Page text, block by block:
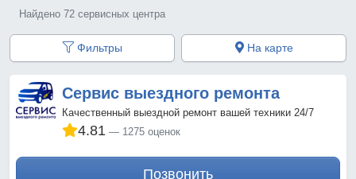
Найдено 72 сервисных центра
Фильтры На карте
Сервис выездного ремонта
Качественный выездной ремонт вашей техники 24/7
4.81 1275 оценок
Позвонить